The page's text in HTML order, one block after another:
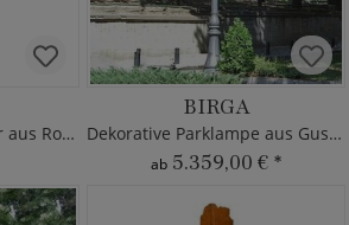
Große Deko Jäger Figur aus Rost Metall
BIRGA
Dekorative Parklampe aus Gusseisen
ab 5.359,00 € *